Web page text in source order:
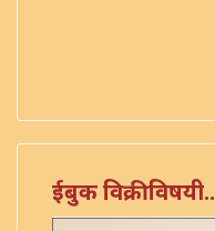
ईबुक विक्रीविषयी..